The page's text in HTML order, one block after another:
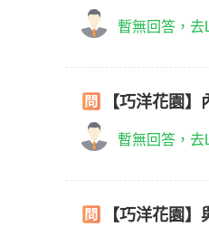
暫無回答，去
【巧洋花園
暫無回答，去
【巧洋花園